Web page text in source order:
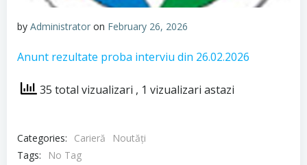
by Administrator on February 26, 2026
Anunt rezultate proba interviu din 26.02.2026
35 total vizualizari , 1 vizualizari astazi
Categories: Carieră
Noutăți
Tags:
No Tag